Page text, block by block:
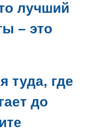
лучший
– это
туда, где
до